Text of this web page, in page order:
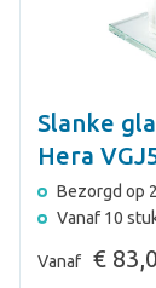
Slanke
Hera
Bezorgd op
Vanaf 10
Vanaf €